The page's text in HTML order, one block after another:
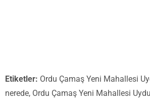
Etiketler: Ordu Çamaş Yeni Mahallesi
nerede, Ordu Çamaş Yeni Mahallesi